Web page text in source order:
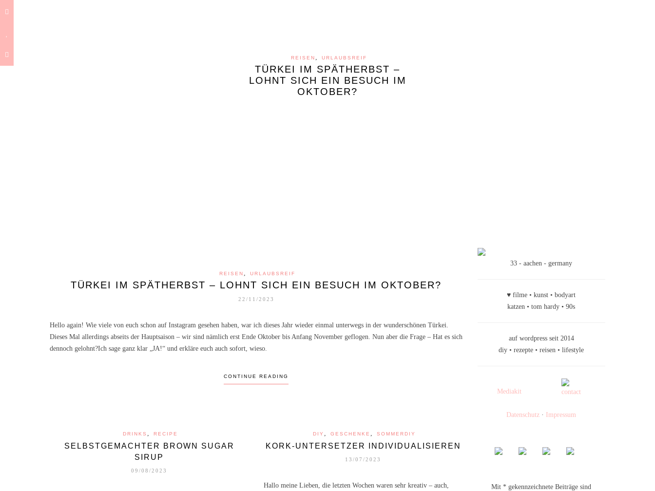
REISEN URLAUBSREIF
TÜRKEI IM SPÄTHERBST –
LOHNT SICH EIN BESUCH IM
OKTOBER?
REISEN URLAUBSREIF
TÜRKEI IM SPÄTHERBST – LOHNT SICH EIN BESUCH IM OKTOBER?
22/11/2023
Hello again! Wie viele von euch schon auf Instagram gesehen haben, war ich dieses Jahr wieder einmal unterwegs in der wunderschönen Türkei.
Dieses Mal allerdings abseits der Hauptsaison – wir sind nämlich erst Ende Oktober bis Anfang November geflogen. Nun aber die Frage – Hat es sich
dennoch gelohnt?Ich sage ganz klar „JA!“ und erkläre euch auch sofort, wieso.
CONTINUE READING
DRINKS RECIPE
SELBSTGEMACHTER BROWN SUGAR
SIRUP
09/08/2023
DIY GESCHENKE SOMMERDIY
KORK-UNTERSETZER INDIVIDUALISIEREN
13/07/2023
Hallo meine Lieben, die letzten Wochen waren sehr kreativ – auch,
33 - aachen - germany
♥ filme • kunst • bodyart
katzen • tom hardy • 90s
auf wordpress seit 2014
diy • rezepte • reisen • lifestyle
Mediakit
Datenschutz · Impressum
Mit * gekennzeichnete Beiträge sind